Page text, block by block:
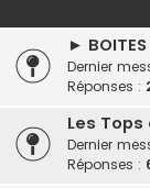
► BOITES
Dernier
Réponses :
Les
Dernier
Réponses :